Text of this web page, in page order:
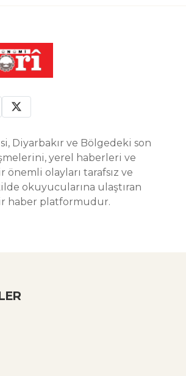
Diyarbakır ve Bölgedeki son
yerel haberleri ve
önemli olayları tarafsız ve
okuyucularına ulaştıran
haber platformudur.